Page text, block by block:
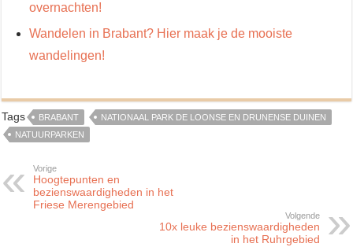
overnachten!
Wandelen in Brabant? Hier maak je de mooiste
wandelingen!
Tags BRABANT
NATIONAAL PARK DE LOONSE EN DRUNENSE DUINEN
NATUURPARKEN
Vorige
Hoogtepunten en
bezienswaardigheden in het
Friese Merengebied
Volgende
10x leuke bezienswaardigheden
in het Ruhrgebied